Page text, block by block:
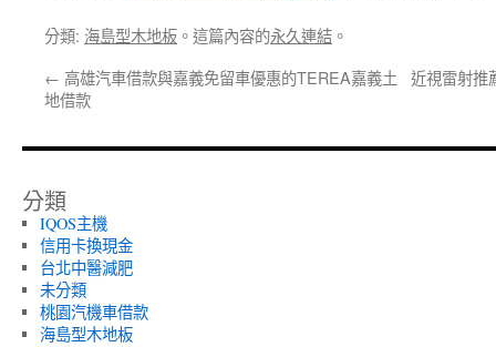
分類: 海島型木地板 。這篇內容的永久連結 。
← 高雄汽車借款與嘉義免留車優惠的TEREA嘉義土
地借款
近視雷射推
分類
IQOS主機
信用卡換現金
台北中醫減肥
未分類
桃園汽機車借款
海島型木地板